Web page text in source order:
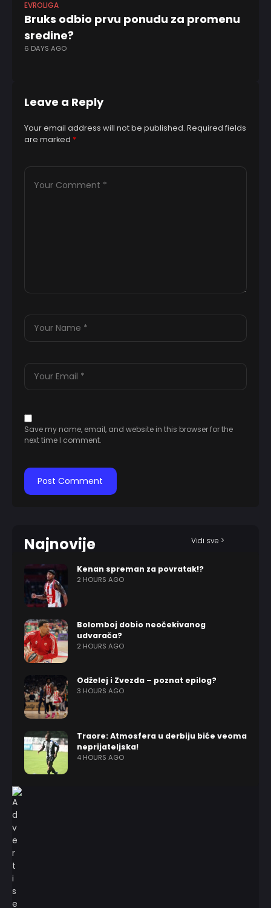
EVROLIGA
Bruks odbio prvu ponudu za promenu
sredine?
6 DAYS AGO
Leave a Reply
Your email address will not be published. Required fields
are marked *
Save my name, email, and website in this browser for the
next time I comment.
Najnovije Vidi sve >
Kenan spreman za povratak!?
2 HOURS AGO
Bolomboj dobio neočekivanog
udvarača?
2 HOURS AGO
Odželej i Zvezda – poznat epilog?
3 HOURS AGO
Traore: Atmosfera u derbiju biće veoma
neprijateljska!
4 HOURS AGO